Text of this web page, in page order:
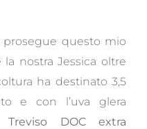
questo mio
nostra Jessica oltre
ha destinato 3,5
e con l’uva glera
Treviso DOC extra